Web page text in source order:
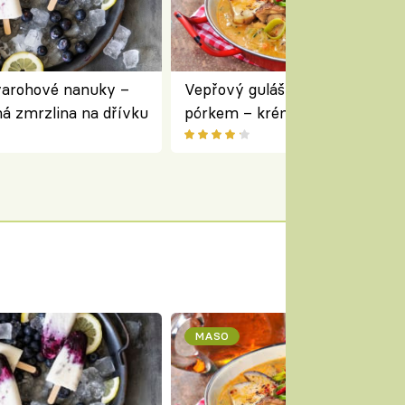
nanuky –
zmrzlina na dřívku
Vepřový guláš s houbami a
pórkem – krémový a voňavý
pokrm z jednoho hrnce
MASO